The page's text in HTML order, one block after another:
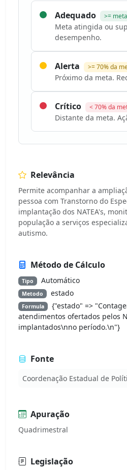
Adequado >=
Meta atingida ou
desempenho.
Alerta >= 70% da
Próximo da meta.
Crítico < 70% da
Distante da meta.
Relevância
Permite acompanhar a
pessoa com Transtorno do
implantação dos NATEA's,
população a serviços
autismo.
Método de Cálculo
Tipo Automático
Metodo estado
Formula
{"estado" =>
atendimentos ofertados pelos
implantados\nno período.\n"}
Fonte
Coordenação Estadual de
Apuração
Quadrimestral
Legislação